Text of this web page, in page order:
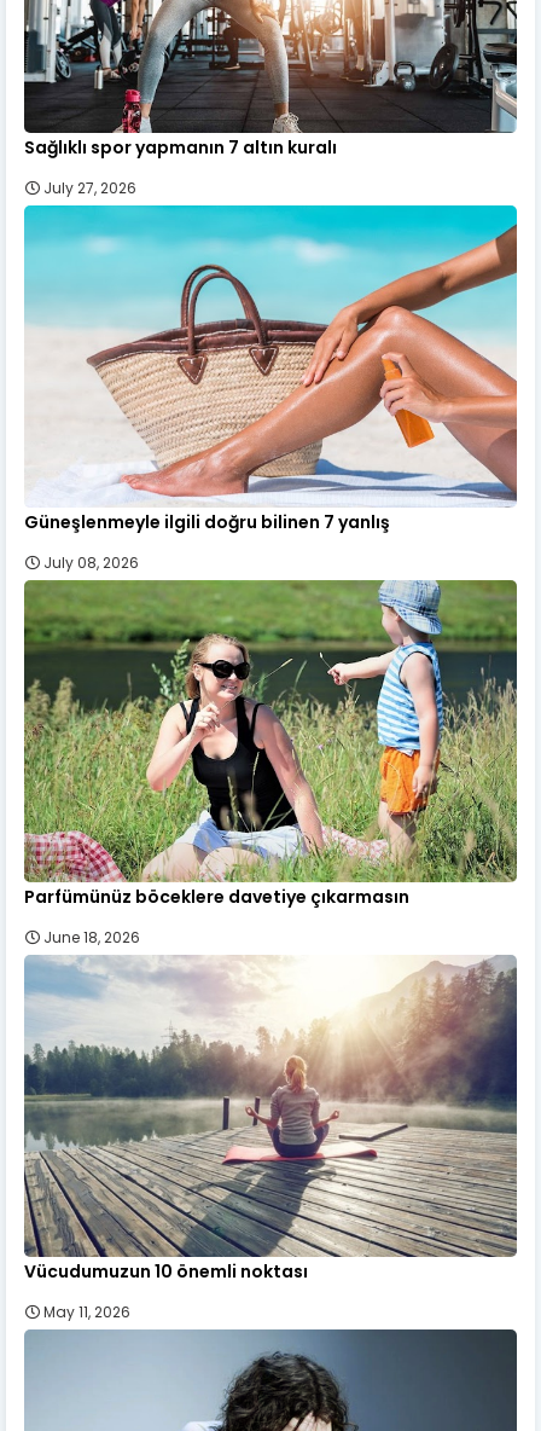
Sağlıklı spor yapmanın 7 altın kuralı
July 27, 2026
Güneşlenmeyle ilgili doğru bilinen 7 yanlış
July 08, 2026
Parfümünüz böceklere davetiye çıkarmasın
June 18, 2026
Vücudumuzun 10 önemli noktası
May 11, 2026